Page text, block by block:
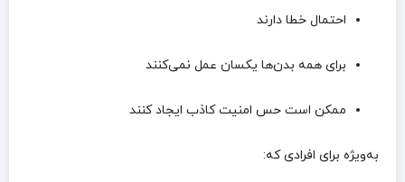
احتمال خطا دارند
برای همه بدن‌ها یکسان عمل نمی‌کنند
ممکن است حس امنیت کاذب ایجاد کنند
به‌ویژه برای افرادی که: